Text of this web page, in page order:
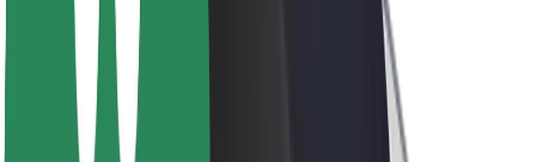
Kariéra
O spoločnosti Bolt
Udržateľnosť v spoločnosti Bolt
Projekt Zero